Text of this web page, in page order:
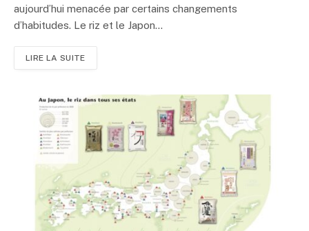
aujourd’hui menacée par certains changements
d’habitudes. Le riz et le Japon…
LIRE LA SUITE